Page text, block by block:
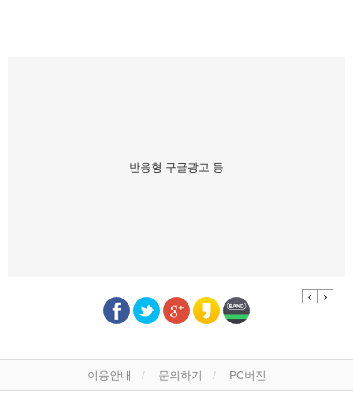
반응형 구글광고 등
Previous
Next
이용안내 문의하기 PC버전